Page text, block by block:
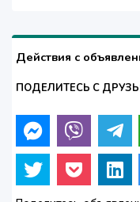
Действия с
ПОДЕЛИТЕСЬ С